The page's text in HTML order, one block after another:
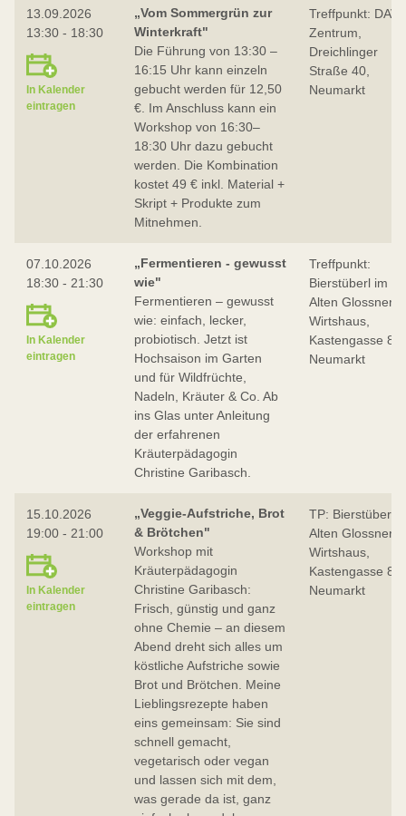
13.09.2026
13:30 - 18:30
In Kalender
eintragen
„Vom Sommergrün zur
Winterkraft"
Die Führung von 13:30 –
16:15 Uhr kann einzeln
gebucht werden für 12,50
€. Im Anschluss kann ein
Workshop von 16:30–
18:30 Uhr dazu gebucht
werden. Die Kombination
kostet 49 € inkl. Material +
Skript + Produkte zum
Mitnehmen.
Treffpunkt: DAV-
Zentrum,
Dreichlinger
Straße 40,
Neumarkt
07.10.2026
18:30 - 21:30
In Kalender
eintragen
„Fermentieren - gewusst
wie"
Fermentieren – gewusst
wie: einfach, lecker,
probiotisch. Jetzt ist
Hochsaison im Garten
und für Wildfrüchte,
Nadeln, Kräuter & Co. Ab
ins Glas unter Anleitung
der erfahrenen
Kräuterpädagogin
Christine Garibasch.
Treffpunkt:
Bierstüberl im
Alten Glossner
Wirtshaus,
Kastengasse 8,
Neumarkt
15.10.2026
19:00 - 21:00
In Kalender
eintragen
„Veggie-Aufstriche, Brot
& Brötchen"
Workshop mit
Kräuterpädagogin
Christine Garibasch:
Frisch, günstig und ganz
ohne Chemie – an diesem
Abend dreht sich alles um
köstliche Aufstriche sowie
Brot und Brötchen. Meine
Lieblingsrezepte haben
eins gemeinsam: Sie sind
schnell gemacht,
vegetarisch oder vegan
und lassen sich mit dem,
was gerade da ist, ganz
TP: Bierstüberl
Alten Glossner
Wirtshaus,
Kastengasse 8,
Neumarkt